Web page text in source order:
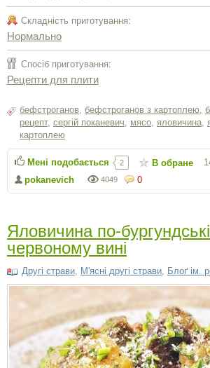
Складність приготування:
Нормально
Спосіб приготування:
Рецепти для плити
бефстроганов бефстроганов з картоплею
рецепт, сергiй поканевич мясо яловичина
картоплею
0
4049
pokanevich
Мені подобається 2 В обране
Яловичина по-
червоному вині
Другі страви М'ясні другі страви Блоґ ім.